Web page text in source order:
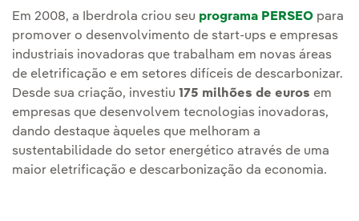
Em 2008, a Iberdrola criou seu programa PERSEO para
promover o desenvolvimento de start-ups e empresas
industriais inovadoras que trabalham em novas áreas
de eletrificação e em setores difíceis de descarbonizar.
Desde sua criação, investiu 175 milhões de euros em
empresas que desenvolvem tecnologias inovadoras,
dando destaque àqueles que melhoram a
sustentabilidade do setor energético através de uma
maior eletrificação e descarbonização da economia.